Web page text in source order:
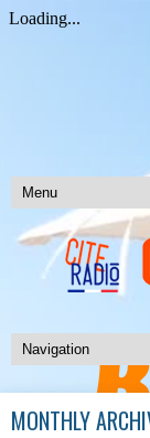
MONTHLY